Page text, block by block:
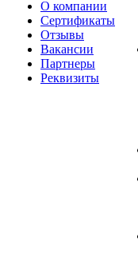
О компании
Сертификаты
Отзывы
Вакансии
Партнеры
Реквизиты